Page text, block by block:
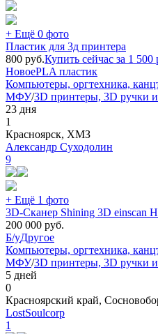
+ Ещё 0 фото
Пластик для 3д принтера
800 руб.Купить сейчас за 1 500
НовоеPLA пластик
Компьютеры, оргтехника,
МФУ/3D принтеры, 3D ручки
23 дня
1
Красноярск, ХМЗ
Александр Суходолин
9
+ Ещё 1 фото
3D-Сканер Shining 3D einscan H
200 000 руб.
Б/уДругое
Компьютеры, оргтехника,
МФУ/3D принтеры, 3D ручки
5 дней
0
Красноярский край,
LostSoulcorp
1